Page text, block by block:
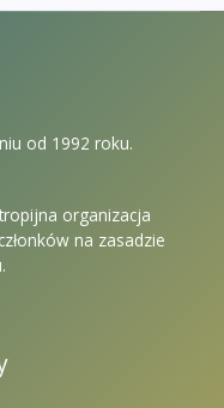
od 1992 roku.
organizacja
na zasadzie